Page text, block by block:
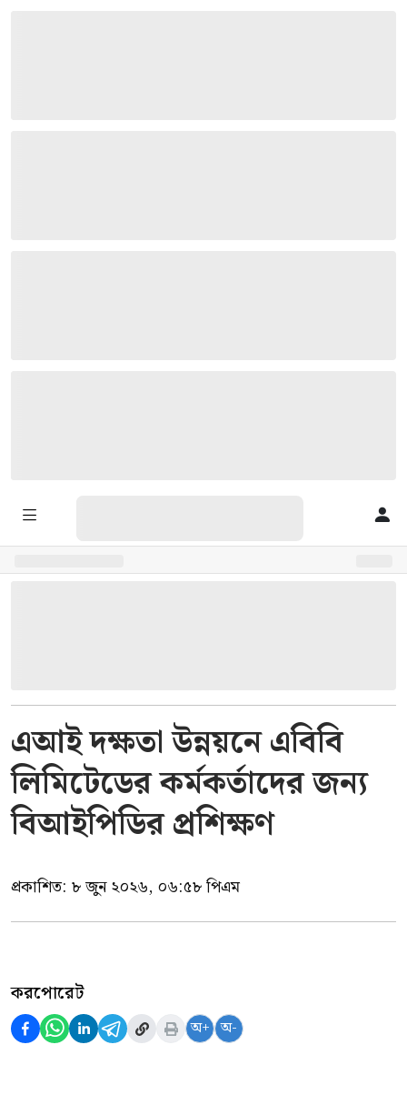
এআই দক্ষতা উন্নয়নে এবিবি
লিমিটেডের কর্মকর্তাদের জন্য
বিআইপিডির প্রশিক্ষণ
প্রকাশিত: ৮ জুন ২০২৬, ০৬:৫৮ পিএম
করপোরেট
অ+ অ-